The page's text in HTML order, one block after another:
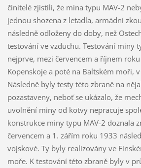
činitelé zjistili, že mina typu MAV-2
jednou shozena z letadla, armádní
následně odloženy do doby, než
testování ve vzduchu. Testování miny
nejprve, mezi červencem a říjnem
Kopenskoje a poté na Baltském moři,
Následně byly testy této zbraně na
pozastaveny, neboť se ukázalo, že
uvolnění miny od kotvy nepracuje
konstrukce miny typu MAV-2 doznala
červencem a 1. zářím roku 1933
vojskové. Ty byly realizovány ve
moře. K testování této zbraně byly v